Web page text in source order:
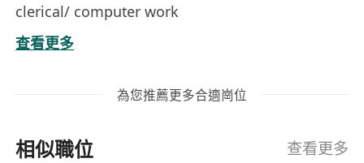
clerical/ computer work
physiotherapist assistant work
查看更多
為您推薦更多合適崗位
相似職位 查看更多